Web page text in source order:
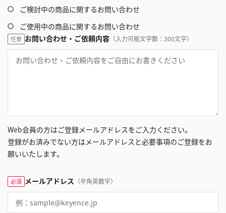
ご検討中の商品に関するお問い合わせ
ご使用中の商品に関するお問い合わせ
任意 お問い合わせ・ご依頼内容 （入力可能文字数：300文字）
Web会員の方はご登録メールアドレスをご入力ください。
登録がお済みでない方はメールアドレスと必要事項のご登録をお
願いいたします。
必須 メールアドレス （半角英数字）